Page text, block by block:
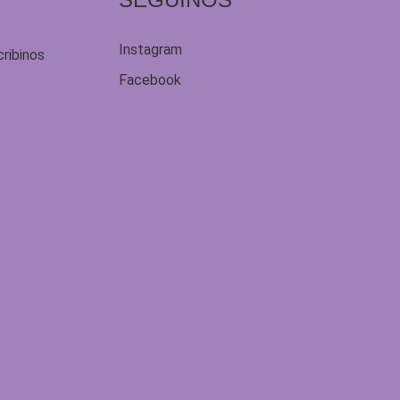
Instagram
Facebook